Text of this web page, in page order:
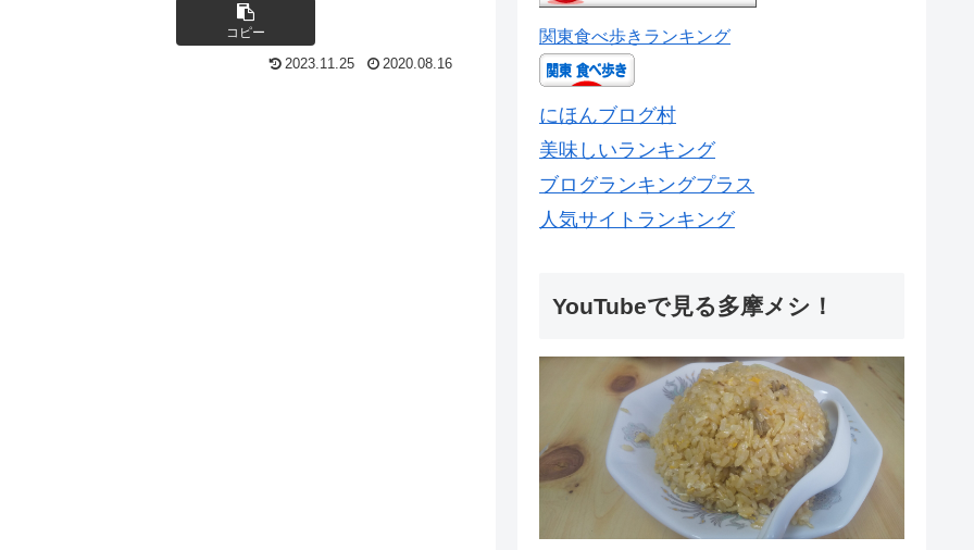
コピー
2023.11.25 2020.08.16
関東食べ歩きランキング
にほんブログ村
美味しいランキング
ブログランキングプラス
人気サイトランキング
YouTubeで見る多摩メシ！